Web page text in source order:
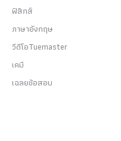
ฟิสิกส์
ภาษาอังกฤษ
วีดีโอTuemaster
เคมี
เฉลยข้อสอบ